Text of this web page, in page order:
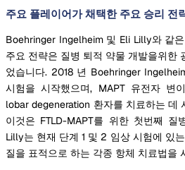
주요 플레이어가 채택한 주요 승리 전
Boehringer Ingelheim 및 Eli Lilly와 같
주요 전략은 질병 퇴적 약물 개발을위한
었습니다. 2018 년 Boehringer
시험을 시작했으며, MAPT 유전자 변
lobar degeneration 환자를 치료하는 데
이것은 FTLD-MAPT를 위한 첫번째 질
Lilly는 현재 단계 1 및 2 임상 시험에 있
질을 표적으로 하는 각종 항체 치료법을